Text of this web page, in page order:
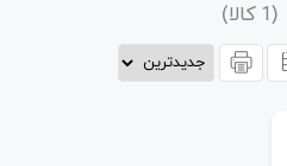
(
1 کالا)